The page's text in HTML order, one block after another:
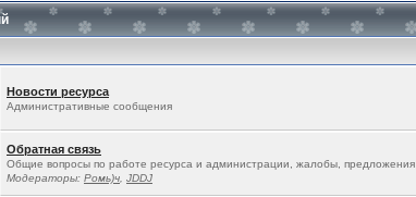
Новости ресурса
Административные сообщения
Обратная связь
Общие вопросы по работе ресурса и администрации, жалобы, предложения
Модераторы: Ромь)ч, JDDJ